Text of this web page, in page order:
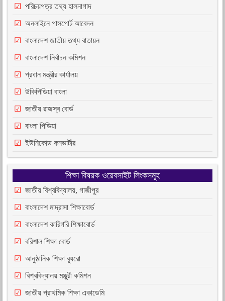
পরিচয়পত্র তথ্য হালনাগাদ
অনলাইনে পাসপোর্ট আবেদন
বাংলাদেশ জাতীয় তথ্য বাতায়ন
বাংলাদেশ নির্বাচন কমিশন
প্রধান মন্ত্রীর কার্যালয়
উকিপিডিয়া বাংলা
জাতীয় রাজস্ব বোর্ড
বাংলা পিডিয়া
ইউনিকোড কনভার্টার
শিক্ষা বিষয়ক ওয়েবসাইট লিংকসমূহ
জাতীয় বিশ্ববিদ্যালয়, গাজীপুর
বাংলাদেশ মাদ্রাসা শিক্ষাবোর্ড
বাংলাদেশ কারিগরি শিক্ষাবোর্ড
বরিশাল শিক্ষা বোর্ড
আনুষ্ঠানিক শিক্ষা ব্যুরো
বিশ্ববিদ্যালয় মঞ্জুরী কমিশন
জাতীয় প্রাথমিক শিক্ষা একাডেমি